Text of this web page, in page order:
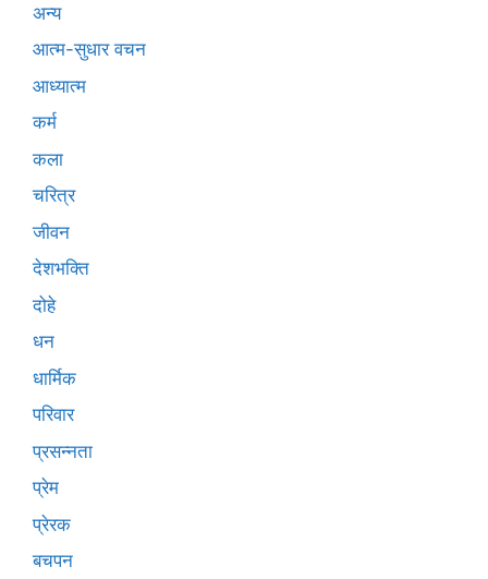
अन्य
आत्म-सुधार वचन
आध्यात्म
कर्म
कला
चरित्र
जीवन
देशभक्ति
दोहे
धन
धार्मिक
परिवार
प्रसन्नता
प्रेम
प्रेरक
बचपन